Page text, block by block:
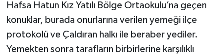
Hafsa Hatun Kız Yatılı Bölge Ortaokulu’na geçen
konuklar, burada onurlarına verilen yemeği ilçe
protokolü ve Çaldıran halkı ile beraber yediler.
Yemekten sonra tarafların birbirlerine karşılıklı